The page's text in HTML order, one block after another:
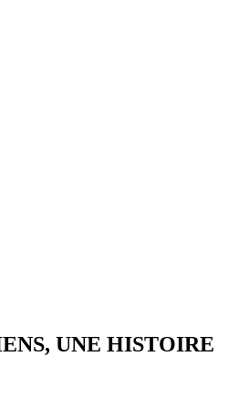
UNE HISTOIRE